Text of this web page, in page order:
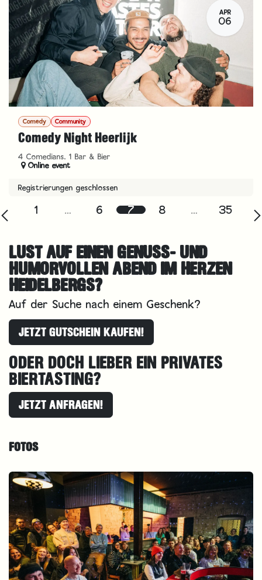
APR
06
Comedy Community
Comedy Night Heerlijk
4 Comedians, 1 Bar & Bier
Online event
Registrierungen geschlossen
1 … 6 7 8 … 35
LUST AUF EINEN GENUSS- UND
HUMORVOLLEN ABEND IM HERZEN
HEIDELBERGS?
Auf der Suche nach einem Geschenk?
JETZT GUTSCHEIN KAUFEN!
ODER DOCH LIEBER EIN PRIVATES
BIERTASTING?
JETZT ANFRAGEN!
FOTOS